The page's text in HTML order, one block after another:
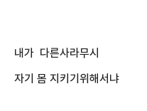
내가 다른사라무시
자기 몸 지키기위해서냐